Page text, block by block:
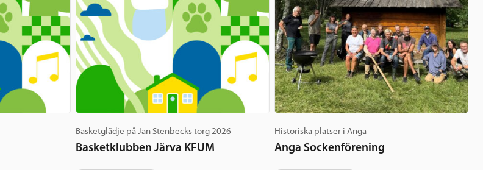
Basketglädje på Jan Stenbecks torg 2026
Basketklubben Järva KFUM
Historiska platser i Anga
Anga Sockenförening